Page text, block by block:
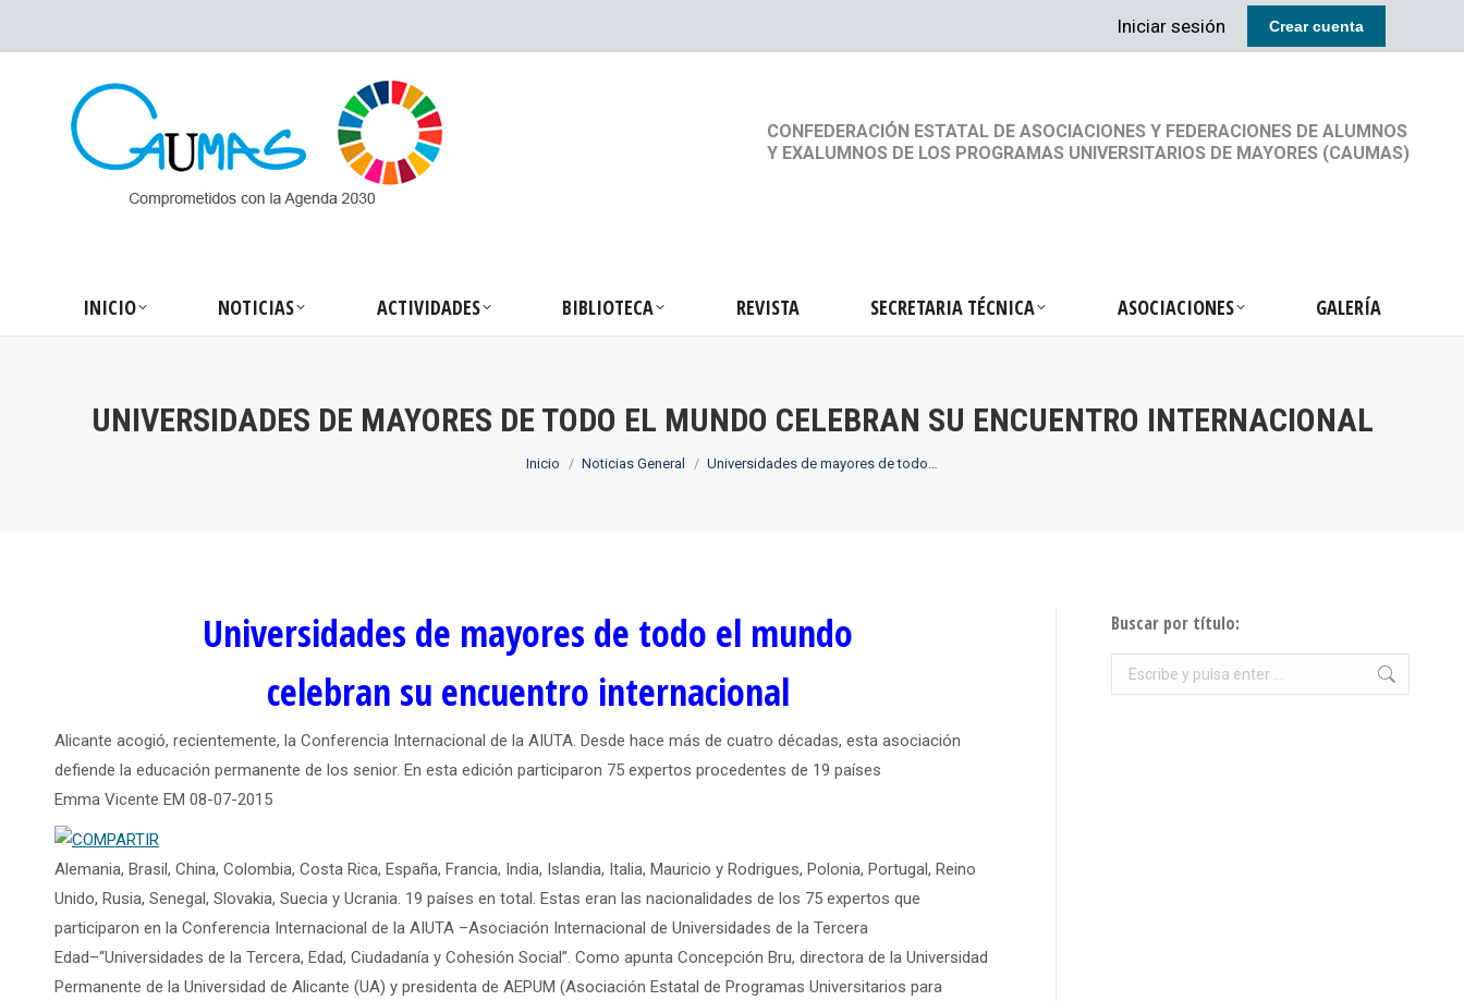
Iniciar sesión Crear cuenta
CONFEDERACIÓN ESTATAL DE ASOCIACIONES Y FEDERACIONES DE ALUMNOS
Y EXALUMNOS DE LOS PROGRAMAS UNIVERSITARIOS DE MAYORES (CAUMAS)
INICIO NOTICIAS ACTIVIDADES BIBLIOTECA REVISTA SECRETARIA TÉCNICA ASOCIACIONES GALERÍA
UNIVERSIDADES DE MAYORES DE TODO EL MUNDO CELEBRAN SU ENCUENTRO INTERNACIONAL
Estás aquí:
Inicio Noticias General Universidades de mayores de todo…
Universidades de mayores de todo el mundo
celebran su encuentro internacional
Alicante acogió, recientemente, la Conferencia Internacional de la AIUTA. Desde hace más de cuatro décadas, esta asociación
defiende la educación permanente de los senior. En esta edición participaron 75 expertos procedentes de 19 países
Emma Vicente EM 08-07-2015
Alemania, Brasil, China, Colombia, Costa Rica, España, Francia, India, Islandia, Italia, Mauricio y Rodrigues, Polonia, Portugal, Reino
Unido, Rusia, Senegal, Slovakia, Suecia y Ucrania. 19 países en total. Estas eran las nacionalidades de los 75 expertos que
participaron en la Conferencia Internacional de la AIUTA –Asociación Internacional de Universidades de la Tercera
Edad–“Universidades de la Tercera, Edad, Ciudadanía y Cohesión Social”. Como apunta Concepción Bru, directora de la Universidad
Permanente de la Universidad de Alicante (UA) y presidenta de AEPUM (Asociación Estatal de Programas Universitarios para
Buscar por título:
Buscar: